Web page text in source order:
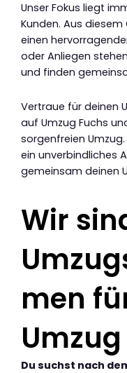
Unser Fokus liegt
Kunden. Aus
einen
oder Anliegen
und finden
Vertraue für deinen
auf Umzug Fuchs
sorgenfreien Umzug.
ein unverbindliches
gemeinsam deinen
Wir
men
Du suchst nach